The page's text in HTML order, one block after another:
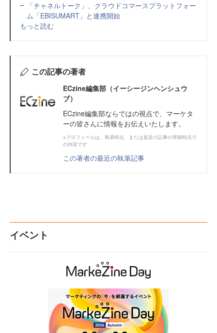
「チャネルトーク」、クラウドコマースプラットフォー
ム「EBISUMART」と連携開始
もっと読む
この記事の著者
ECzine編集部（イーシージンヘンシュウ
ブ）
ECzine編集部ならではの視点で、マーケタ
ーの皆さんに情報をお伝えいたします。
※プロフィールは、執筆時点、または直近の記事の寄稿時点で
の内容です
この著者の最近の執筆記事
イベント